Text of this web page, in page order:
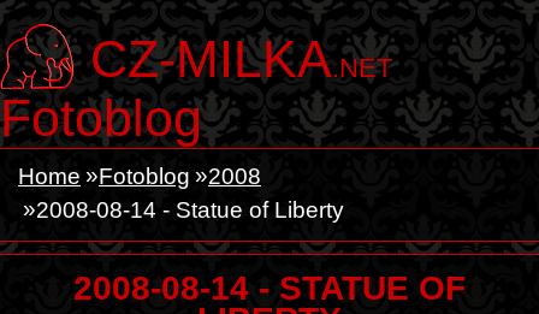
CZ-MILKA.NET
Fotoblog
Home Fotoblog
2008
2008-08-14 - Statue of Liberty
2008-08-14 - STATUE OF